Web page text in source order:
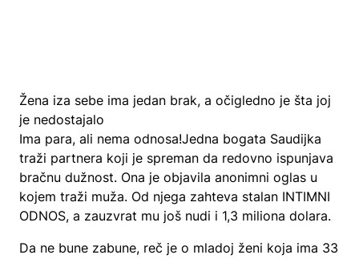
Žena iza sebe ima jedan brak, a očigledno je šta joj
je nedostajalo
Ima para, ali nema odnosa!Jedna bogata Saudijka
traži partnera koji je spreman da redovno ispunjava
bračnu dužnost. Ona je objavila anonimni oglas u
kojem traži muža. Od njega zahteva stalan INTIMNI
ODNOS, a zauzvrat mu još nudi i 1,3 miliona dolara.
Da ne bune zabune, reč je o mladoj ženi koja ima 33